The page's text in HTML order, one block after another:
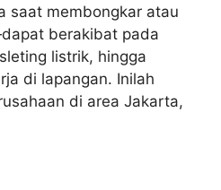
saat membongkar atau
berakibat pada
listrik, hingga
di lapangan. Inilah
di area Jakarta,